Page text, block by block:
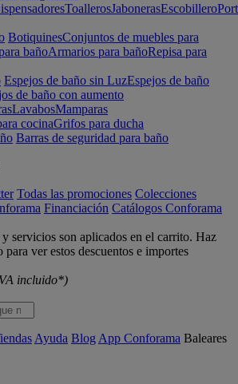
ToallerosJabonerasEscobillero
BotiquinesConjuntos de muebles para
bañoArmarios para bañoRepisa para
Espejos de baño sin LuzEspejos de baño
de baño con aumento
LavabosMamparas
cocinaGrifos para ducha
Barras de seguridad para baño
Todas las promociones Colecciones
Financiación Catálogos Conforama
servicios son aplicados en el carrito. Haz
ver estos descuentos e importes
incluido*)
Ayuda Blog App Conforama Baleares